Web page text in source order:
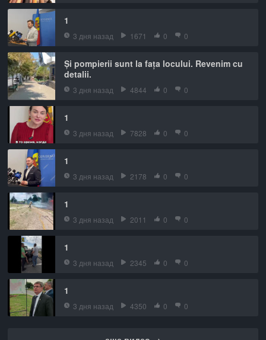
1
3 дня назад 1671 0 0
Și pompierii sunt la fața locului. Revenim cu
detalii.
3 дня назад 4844 0 0
1
3 дня назад 7828 0 0
1
3 дня назад 2178 0 0
1
3 дня назад 2011 0 0
1
3 дня назад 2345 0 0
1
3 дня назад 4350 0 0